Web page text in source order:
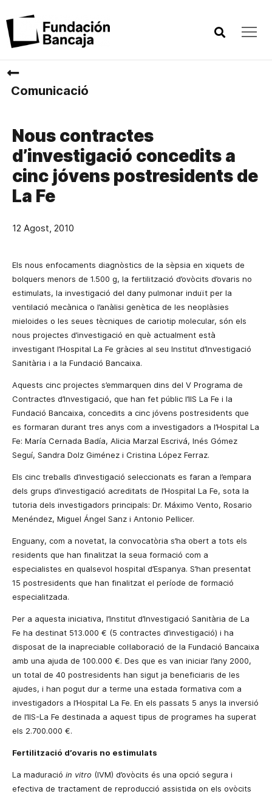
Comunicació
Nous contractes
d’investigació concedits a
cinc jóvens postresidents de
La Fe
12 Agost, 2010
Els nous enfocaments diagnòstics de la sèpsia en xiquets de
bolquers menors de 1.500 g, la fertilització d’ovòcits d’ovaris no
estimulats, la investigació del dany pulmonar induït per la
ventilació mecànica o l’anàlisi genètica de les neoplàsies
mieloides o les seues tècniques de cariotip molecular, són els
nous projectes d’investigació en què actualment està
investigant l’Hospital La Fe gràcies al seu Institut d’Investigació
Sanitària i a la Fundació Bancaixa.
Aquests cinc projectes s’emmarquen dins del V Programa de
Contractes d’Investigació, que han fet públic l’IIS La Fe i la
Fundació Bancaixa, concedits a cinc jóvens postresidents que
es formaran durant tres anys com a investigadors a l’Hospital La
Fe: María Cernada Badía, Alicia Marzal Escrivá, Inés Gómez
Seguí, Sandra Dolz Giménez i Cristina López Ferraz.
Els cinc treballs d’investigació seleccionats es faran a l’empara
dels grups d’investigació acreditats de l’Hospital La Fe, sota la
tutoria dels investigadors principals: Dr. Máximo Vento, Rosario
Menéndez, Miguel Ángel Sanz i Antonio Pellicer.
Enguany, com a novetat, la convocatòria s’ha obert a tots els
residents que han finalitzat la seua formació com a
especialistes en qualsevol hospital d’Espanya. S’han presentat
15 postresidents que han finalitzat el període de formació
especialitzada.
Per a aquesta iniciativa, l’Institut d’Investigació Sanitària de La
Fe ha destinat 513.000 € (5 contractes d’investigació) i ha
disposat de la inapreciable col·laboració de la Fundació Bancaixa
amb una ajuda de 100.000 €. Des que es van iniciar l’any 2000,
un total de 40 postresidents han sigut ja beneficiaris de les
ajudes, i han pogut dur a terme una estada formativa com a
investigadors a l’Hospital La Fe. En els passats 5 anys la inversió
de l’IIS-La Fe destinada a aquest tipus de programes ha superat
els 2.700.000 €.
Fertilització d’ovaris no estimulats
La maduració in vitro (IVM) d’ovòcits és una opció segura i
efectiva de tractament de reproducció assistida on els ovòcits